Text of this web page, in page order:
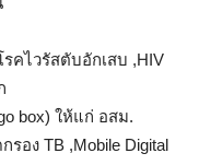
คไวรัสตับอักเสบ ,HIV
box) ให้แก่ อสม.
รอง TB ,Mobile Digital